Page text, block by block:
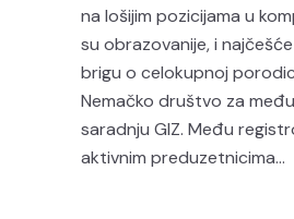
na lošijim pozicijama u
su obrazovanije, i
brigu o celokupnoj
Nemačko društvo za
saradnju GIZ. Među
aktivnim preduzetnicima...